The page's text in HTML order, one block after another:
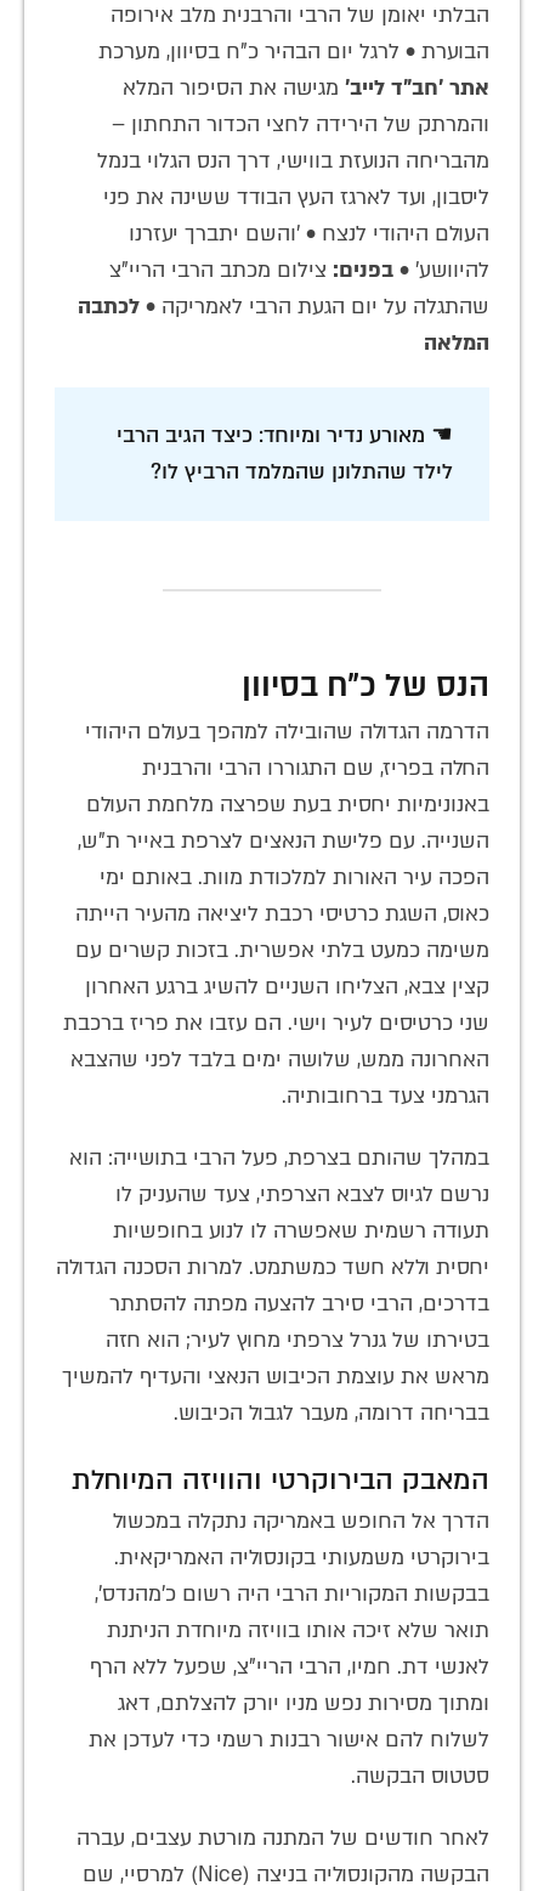
הבלתי יאומן של הרבי והרבנית מלב אירופה
הבוערת • לרגל יום הבהיר כ"ח בסיוון, מערכת
אתר 'חב"ד לייב' מגישה את הסיפור המלא
והמרתק של הירידה לחצי הכדור התחתון –
מהבריחה הנועזת בווישי, דרך הנס הגלוי בנמל
ליסבון, ועד לארגז העץ הבודד ששינה את פני
העולם היהודי לנצח • 'והשם יתברך יעזרנו
להיוושע' • בפנים: צילום מכתב הרבי הריי"צ
שהתגלה על יום הגעת הרבי לאמריקה • לכתבה
המלאה
☚ מאורע נדיר ומיוחד: כיצד הגיב הרבי
לילד שהתלונן שהמלמד הרביץ לו?
הנס של כ"ח בסיוון
הדרמה הגדולה שהובילה למהפך בעולם היהודי
החלה בפריז, שם התגוררו הרבי והרבנית
באנונימיות יחסית בעת שפרצה מלחמת העולם
השנייה. עם פלישת הנאצים לצרפת באייר ת"ש,
הפכה עיר האורות למלכודת מוות. באותם ימי
כאוס, השגת כרטיסי רכבת ליציאה מהעיר הייתה
משימה כמעט בלתי אפשרית. בזכות קשרים עם
קצין צבא, הצליחו השניים להשיג ברגע האחרון
שני כרטיסים לעיר וישי. הם עזבו את פריז ברכבת
האחרונה ממש, שלושה ימים בלבד לפני שהצבא
הגרמני צעד ברחובותיה.
במהלך שהותם בצרפת, פעל הרבי בתושייה: הוא
נרשם לגיוס לצבא הצרפתי, צעד שהעניק לו
תעודה רשמית שאפשרה לו לנוע בחופשיות
יחסית וללא חשד כמשתמט. למרות הסכנה הגדולה
בדרכים, הרבי סירב להצעה מפתה להסתתר
בטירתו של גנרל צרפתי מחוץ לעיר; הוא חזה
מראש את עוצמת הכיבוש הנאצי והעדיף להמשיך
בבריחה דרומה, מעבר לגבול הכיבוש.
המאבק הבירוקרטי והוויזה המיוחלת
הדרך אל החופש באמריקה נתקלה במכשול
בירוקרטי משמעותי בקונסוליה האמריקאית.
בבקשות המקוריות הרבי היה רשום כ'מהנדס',
תואר שלא זיכה אותו בוויזה מיוחדת הניתנת
לאנשי דת. חמיו, הרבי הריי"צ, שפעל ללא הרף
ומתוך מסירות נפש מניו יורק להצלתם, דאג
לשלוח להם אישור רבנות רשמי כדי לעדכן את
סטטוס הבקשה.
לאחר חודשים של המתנה מורטת עצבים, עברה
הבקשה מהקונסוליה בניצה (Nice) למרסיי, שם